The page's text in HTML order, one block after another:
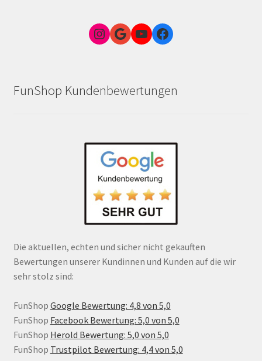
Instagram
Google Link zum FunShop WienYouTubeFacebook
FunShop Kundenbewertungen
Die aktuellen, echten und sicher nicht gekauften
Bewertungen unserer Kundinnen und Kunden auf die wir
sehr stolz sind:
FunShop Google Bewertung: 4,8 von 5,0
FunShop Facebook Bewertung: 5,0 von 5,0
FunShop Herold Bewertung: 5,0 von 5,0
FunShop Trustpilot Bewertung: 4,4 von 5,0